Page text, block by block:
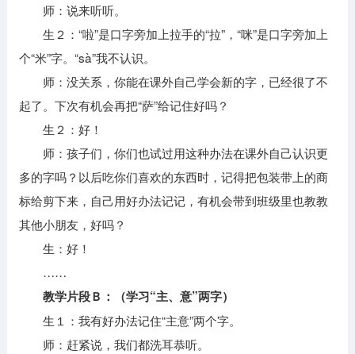
师：说来听听。
生２：“啦”是口字旁加上拉手的“拉”，“咪”是口字旁加上
个“米”字。“sà”我不认识。
师：没关系，你能在课外自己学会新的字，已经很了不
起了。下次有机会再把“萨”给记住好吗？
生２：好！
师：孩子们，你们也试过用这种办法在课外自己认识更
多的字吗？以后吃你们喜欢的东西时，记得把包装带上的商
标给剪下来，自己用好办法记记，有机会带到班级里也教教
其他小朋友，好吗？
生：好！
……
教学片段Ｂ：（学习“主、意”两字）
生１：我有好办法记住“主意”两个字。
师：赶紧说，我们都洗耳恭听。